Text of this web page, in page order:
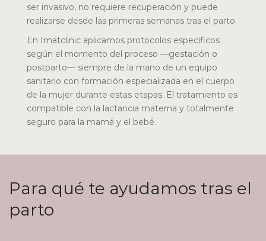
ser invasivo, no requiere recuperación y puede
realizarse desde las primeras semanas tras el parto.
En Imatclinic aplicamos protocolos específicos
según el momento del proceso —gestación o
postparto— siempre de la mano de un equipo
sanitario con formación especializada en el cuerpo
de la mujer durante estas etapas. El tratamiento es
compatible con la lactancia materna y totalmente
seguro para la mamá y el bebé.
Para qué te ayudamos tras el
parto